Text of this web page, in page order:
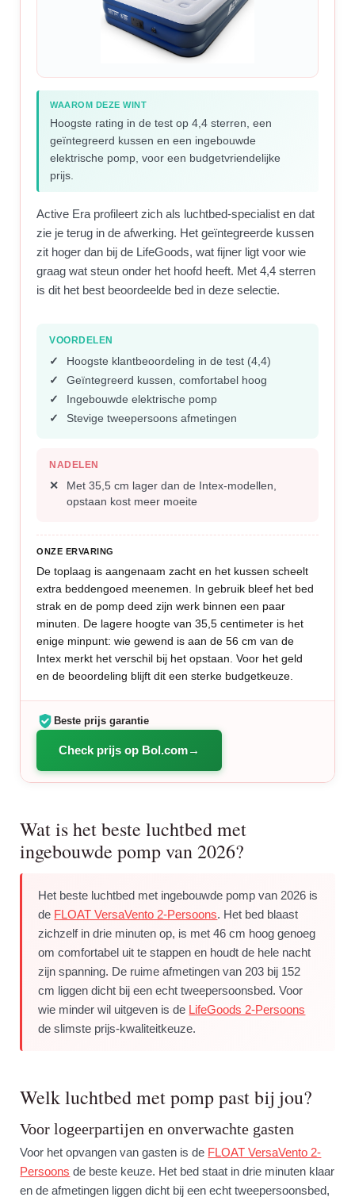
WAAROM DEZE WINT
Hoogste rating in de test op 4,4 sterren, een
geïntegreerd kussen en een ingebouwde
elektrische pomp, voor een budgetvriendelijke
prijs.
Active Era profileert zich als luchtbed-specialist en dat
zie je terug in de afwerking. Het geïntegreerde kussen
zit hoger dan bij de LifeGoods, wat fijner ligt voor wie
graag wat steun onder het hoofd heeft. Met 4,4 sterren
is dit het best beoordeelde bed in deze selectie.
VOORDELEN
Hoogste klantbeoordeling in de test (4,4)
Geïntegreerd kussen, comfortabel hoog
Ingebouwde elektrische pomp
Stevige tweepersoons afmetingen
NADELEN
Met 35,5 cm lager dan de Intex-modellen,
opstaan kost meer moeite
ONZE ERVARING
De toplaag is aangenaam zacht en het kussen scheelt
extra beddengoed meenemen. In gebruik bleef het bed
strak en de pomp deed zijn werk binnen een paar
minuten. De lagere hoogte van 35,5 centimeter is het
enige minpunt: wie gewend is aan de 56 cm van de
Intex merkt het verschil bij het opstaan. Voor het geld
en de beoordeling blijft dit een sterke budgetkeuze.
Beste prijs garantie
Check prijs op Bol.com
Wat is het beste luchtbed met
ingebouwde pomp van 2026?
Het beste luchtbed met ingebouwde pomp van 2026 is
de FLOAT VersaVento 2-Persoons. Het bed blaast
zichzelf in drie minuten op, is met 46 cm hoog genoeg
om comfortabel uit te stappen en houdt de hele nacht
zijn spanning. De ruime afmetingen van 203 bij 152
cm liggen dicht bij een echt tweepersoonsbed. Voor
wie minder wil uitgeven is de LifeGoods 2-Persoons
de slimste prijs-kwaliteitkeuze.
Welk luchtbed met pomp past bij jou?
Voor logeerpartijen en onverwachte gasten
Voor het opvangen van gasten is de FLOAT VersaVento 2-
Persoons de beste keuze. Het bed staat in drie minuten klaar
en de afmetingen liggen dicht bij een echt tweepersoonsbed,